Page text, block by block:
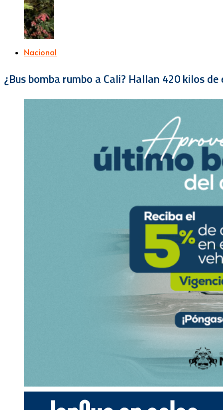
Nacional
¿Bus bomba rumbo a Cali? Hallan 420 kilos